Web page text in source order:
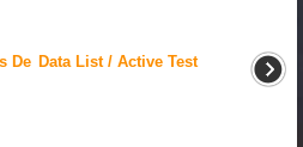
De Data List / Active Test